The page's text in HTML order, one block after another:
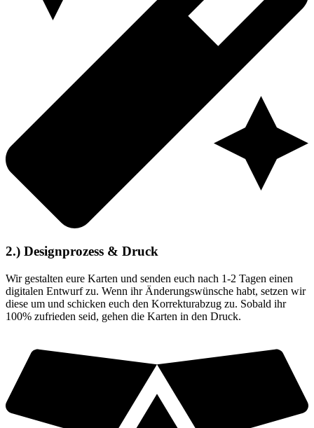
2.) Designprozess & Druck
Wir gestalten eure Karten und senden euch nach 1-2 Tagen einen
digitalen Entwurf zu. Wenn ihr Änderungswünsche habt, setzen wir
diese um und schicken euch den Korrekturabzug zu. Sobald ihr
100% zufrieden seid, gehen die Karten in den Druck.